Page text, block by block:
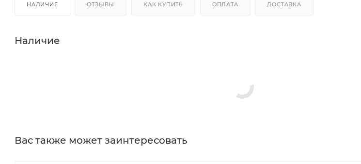
НАЛИЧИЕ ОТЗЫВЫ КАК КУПИТЬ ОПЛАТА ДОСТАВКА
Наличие
Вас также может заинтересовать